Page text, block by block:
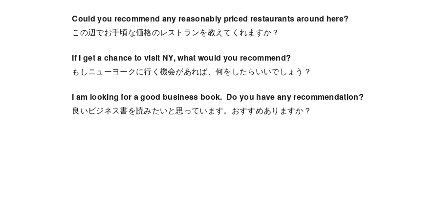
Could you recommend any reasonably priced restaurants around here?
この辺でお手頃な価格のレストランを教えてくれますか？
If I get a chance to visit NY, what would you recommend?
もしニューヨークに行く機会があれば、何をしたらいいでしょう？
I am looking for a good business book. Do you have any recommendation?
良いビジネス書を読みたいと思っています。おすすめありますか？